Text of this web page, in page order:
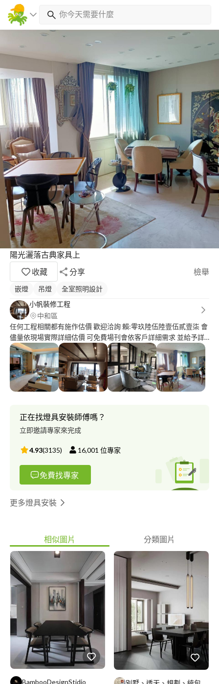
陽光灑落古典家具上
收藏
分享 檢舉
嵌燈 吊燈
全室照明設計
小帆裝修工程
中和區
任何工程相關都有施作估價 歡迎洽詢 賴:零玖陸伍陸壹伍貳壹柒 會
儘量依現場實際詳細估價 可免費場刊會依客戶詳細需求 並給予詳
細報價單 並有售後相關服務 會注重品質及相關環境及相關保護 懇
請再多給予機會洽談
正在找燈具安裝師傅嗎？
立即邀請專家來完成
4.93(3135) 16,001 位專家
免費找專家
更多燈具安裝
相似圖片 分類圖片
BambooDesignStidio